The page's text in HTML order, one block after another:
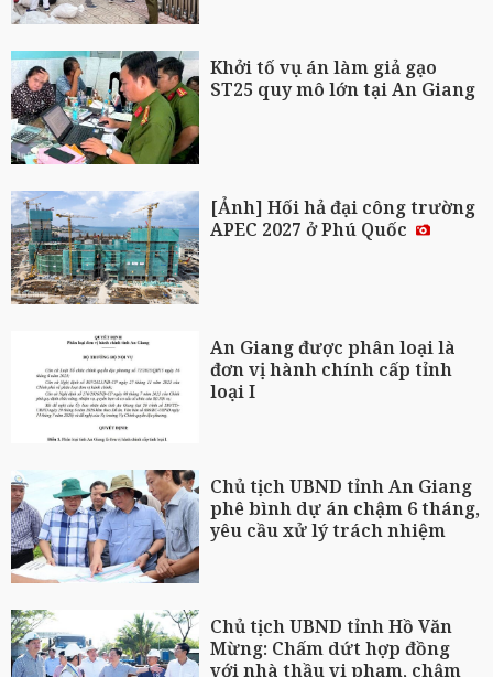
Khởi tố vụ án làm giả gạo
ST25 quy mô lớn tại An Giang
[Ảnh] Hối hả đại công trường
APEC 2027 ở Phú Quốc
An Giang được phân loại là
đơn vị hành chính cấp tỉnh
loại I
Chủ tịch UBND tỉnh An Giang
phê bình dự án chậm 6 tháng,
yêu cầu xử lý trách nhiệm
Chủ tịch UBND tỉnh Hồ Văn
Mừng: Chấm dứt hợp đồng
với nhà thầu vi phạm, chậm